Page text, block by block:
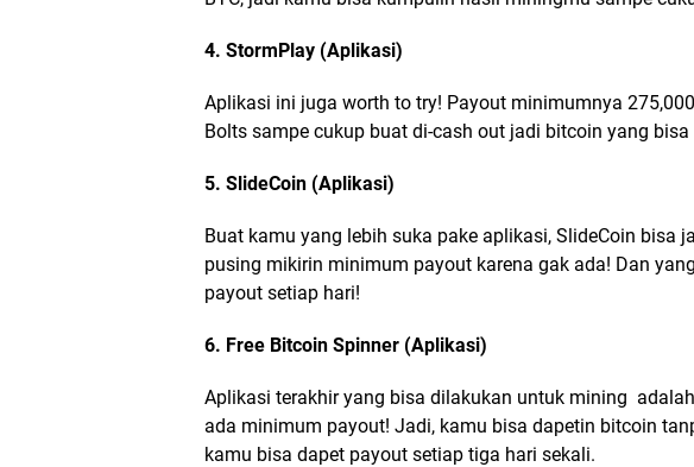
4. StormPlay (Aplikasi)
Aplikasi ini juga worth to try! Payout minimumnya
Bolts sampe cukup buat di-cash out jadi bitcoin yang
5. SlideCoin (Aplikasi)
Buat kamu yang lebih suka pake aplikasi, SlideCoin bisa
pusing mikirin minimum payout karena gak ada! Dan
payout setiap hari!
6. Free Bitcoin Spinner (Aplikasi)
Aplikasi terakhir yang bisa dilakukan untuk mining
ada minimum payout! Jadi, kamu bisa dapetin bitcoin
kamu bisa dapet payout setiap tiga hari sekali.